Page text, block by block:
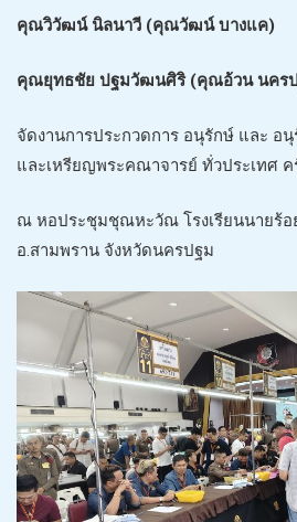
คุณวิวัฒน์ นิลนาวี (คุณวัฒน์ บางแค)
คุณยุทธชัย ปฐมวัฒนศิริ (คุณอ้วน นคร
จัดงานการประกวดการ อนุรักษ์ และ อ
และเหรียญพระคณาจารย์ ทั่วประเทศ ค
ณ หอประชุมชุณหะวัณ โรงเรียนนายร้อ
อ.สามพราน จังหวัดนครปฐม